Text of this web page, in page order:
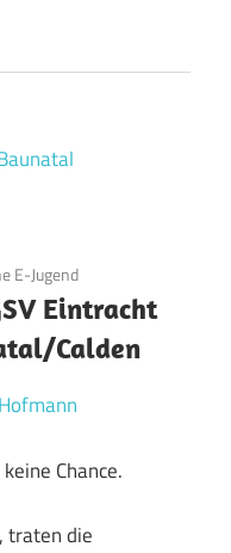
E-Jugend
Eintracht
Calden
Chance.
traten die